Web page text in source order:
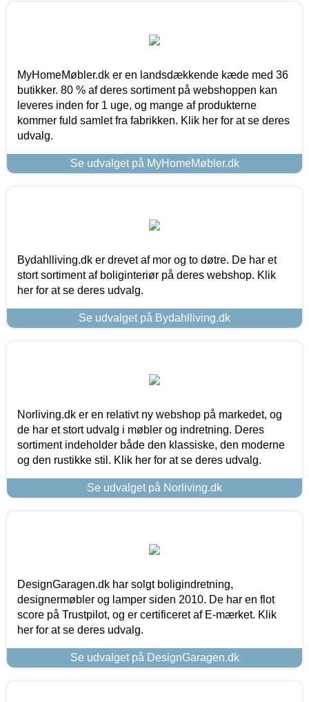
MyHomeMøbler.dk er en landsdækkende kæde med 36
butikker. 80 % af deres sortiment på webshoppen kan
leveres inden for 1 uge, og mange af produkterne
kommer fuld samlet fra fabrikken. Klik her for at se deres
udvalg.
Se udvalget på MyHomeMøbler.dk
Bydahlliving.dk er drevet af mor og to døtre. De har et
stort sortiment af boliginteriør på deres webshop. Klik
her for at se deres udvalg.
Se udvalget på Bydahlliving.dk
Norliving.dk er en relativt ny webshop på markedet, og
de har et stort udvalg i møbler og indretning. Deres
sortiment indeholder både den klassiske, den moderne
og den rustikke stil. Klik her for at se deres udvalg.
Se udvalget på Norliving.dk
DesignGaragen.dk har solgt boligindretning,
designermøbler og lamper siden 2010. De har en flot
score på Trustpilot, og er certificeret af E-mærket. Klik
her for at se deres udvalg.
Se udvalget på DesignGaragen.dk